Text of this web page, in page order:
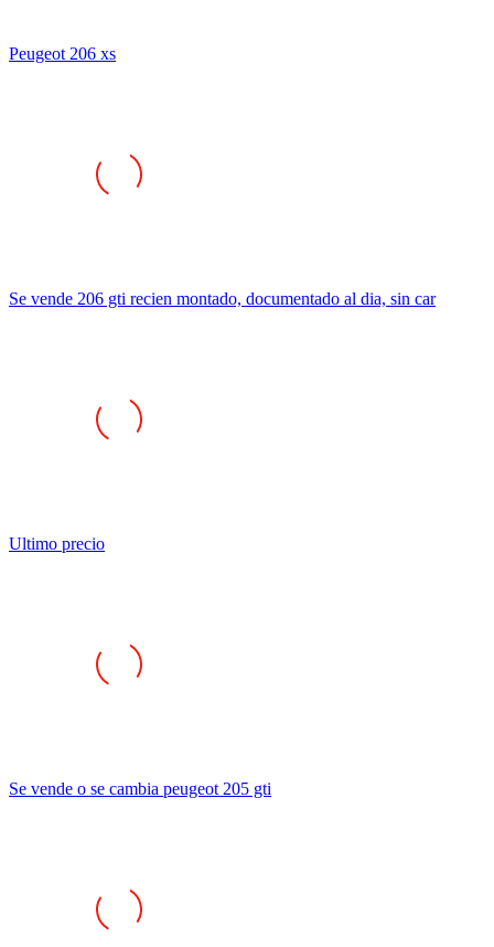
Peugeot 206 xs
Se vende 206 gti recien montado, documentado al dia, sin car
Ultimo precio
Se vende o se cambia peugeot 205 gti